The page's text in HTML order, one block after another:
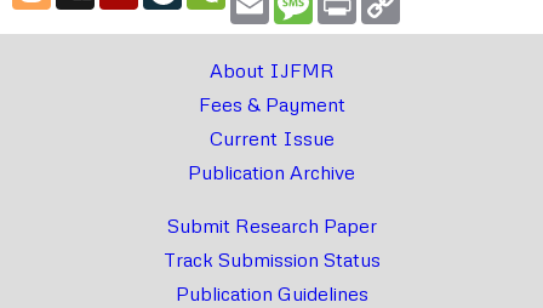
About IJFMR
Fees & Payment
Current Issue
Publication Archive
Submit Research Paper
Track Submission Status
Publication Guidelines